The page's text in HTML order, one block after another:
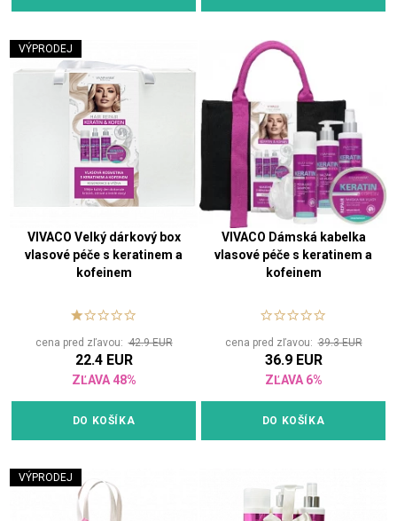
VÝPRODEJ
VIVACO Velký dárkový box
vlasové péče s keratinem a
kofeinem
cena pred zľavou:42.9 EUR
22.4 EUR
ZĽAVA 48%
DO KOŠÍKA
VIVACO Dámská kabelka
vlasové péče s keratinem a
kofeinem
cena pred zľavou:39.3 EUR
36.9 EUR
ZĽAVA 6%
DO KOŠÍKA
VÝPRODEJ